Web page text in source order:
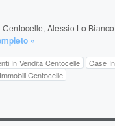
Alessio Lo
»
In Vendita Centocelle
Case
Centocelle